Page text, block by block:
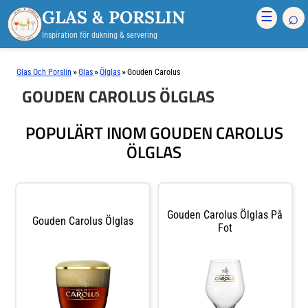
GLAS & PORSLIN
Inspiration för dukning & servering
☰ ⌕
Glas Och Porslin »Glas »Ölglas »Gouden Carolus
GOUDEN CAROLUS ÖLGLAS
POPULÄRT INOM GOUDEN CAROLUS
ÖLGLAS
Gouden Carolus Ölglas
Gouden Carolus Ölglas På
Fot